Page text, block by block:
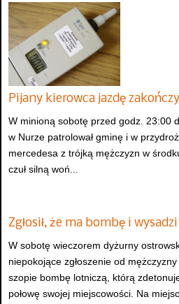
Pijany kierowca jazdę
W minioną sobotę przed godz. 23:00
w Nurze patrolował gminę i w
mercedesa z trójką mężczyzn w
czuł silną woń...
Zgłosił, że ma bombę i
W sobotę wieczorem dyżurny
niepokojące zgłoszenie od
szopie bombę lotniczą, którą
połowę swojej miejscowości. Na